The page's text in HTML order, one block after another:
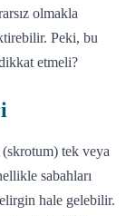
olmakla
Peki, bu
etmeli?
tek veya
sabahları
hale gelebilir.